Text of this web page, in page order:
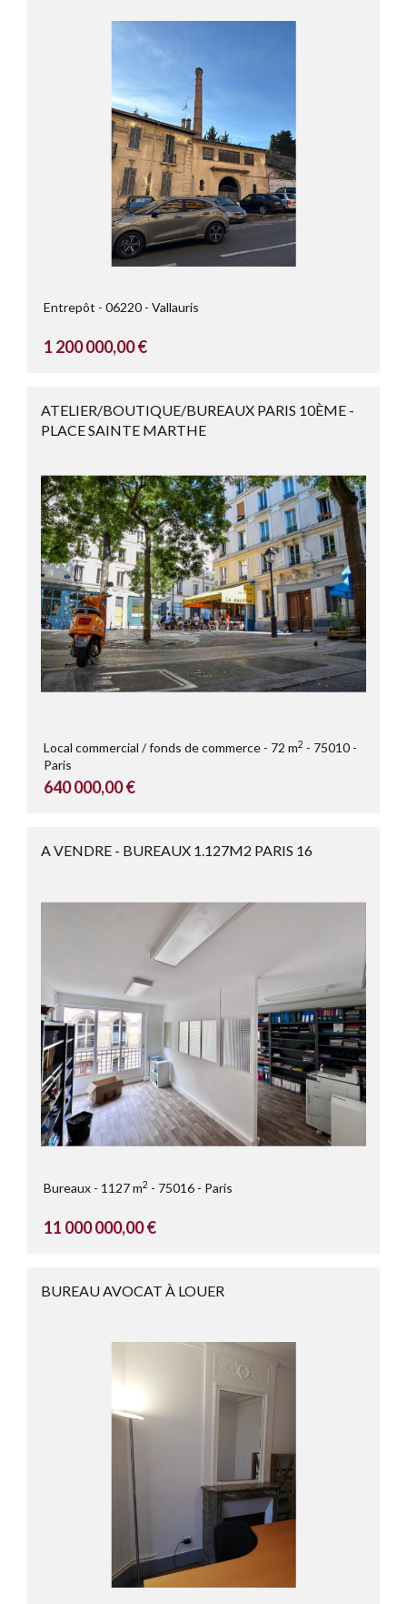
Entrepôt 06220 Vallauris
1 200 000,00 €
ATELIER/BOUTIQUE/BUREAUX PARIS 10ÈME -
PLACE SAINTE MARTHE
Local commercial / fonds de commerce 72 m2
75010
Paris
640 000,00 €
A VENDRE - BUREAUX 1.127M2 PARIS 16
Bureaux 1127 m2 75016 Paris
11 000 000,00 €
BUREAU AVOCAT À LOUER